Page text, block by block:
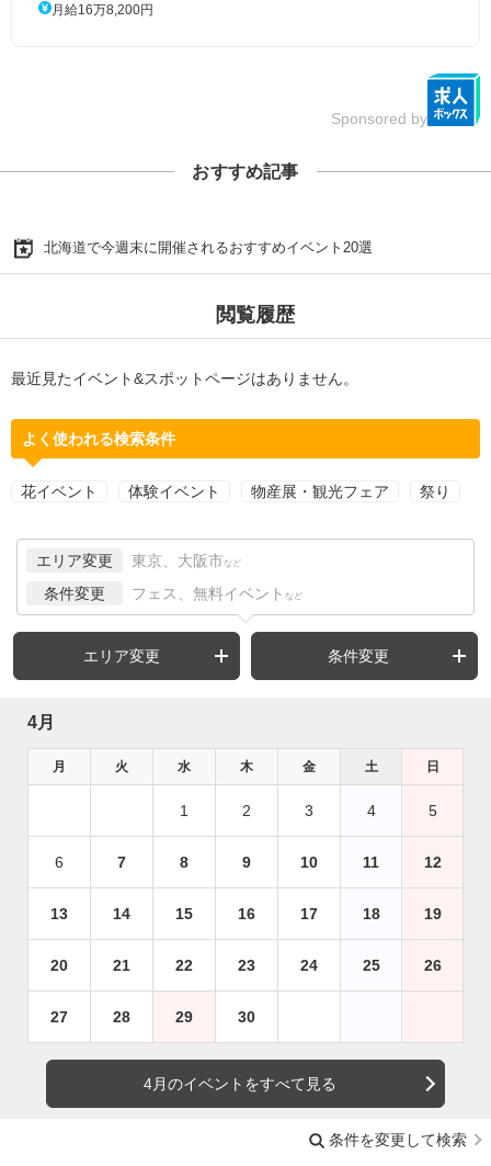
月給16万8,200円
Sponsored by
おすすめ記事
北海道で今週末に開催されるおすすめイベント20選
閲覧履歴
最近見たイベント&スポットページはありません。
よく使われる検索条件
花イベント 体験イベント 物産展・観光フェア 祭り
エリア変更 東京、大阪市 など
条件変更 フェス、無料イベント など
エリア変更 条件変更
4月
月 火 水 木 金 土 日
1 2 3 4 5
6 7 8 9 10 11 12
13 14 15 16 17 18 19
20 21 22 23 24 25 26
27 28 29 30
4月のイベントをすべて見る
条件を変更して検索